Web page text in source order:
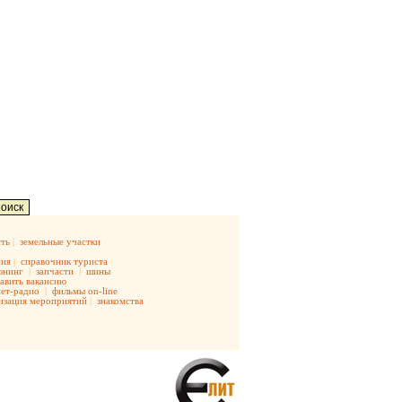
| земельные участки
| справочник туриста
| запчасти | шины
вакансию
радио | фильмы on-line
мероприятий | знакомства